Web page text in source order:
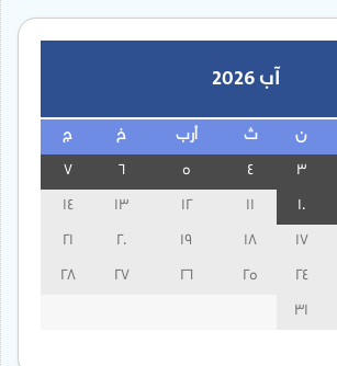
آب 2026
ن ث أرب خ ج
3
13
14
17
18
19
20
21
24
25
26
27
28
31